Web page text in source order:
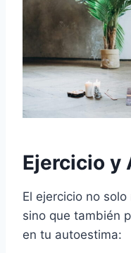
Ejercicio y
El ejercicio no
sino que también
en tu autoestima: